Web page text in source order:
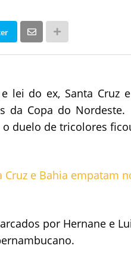
lei do ex, Santa Cruz
da Copa do
duelo de tricolores
por Hernane e